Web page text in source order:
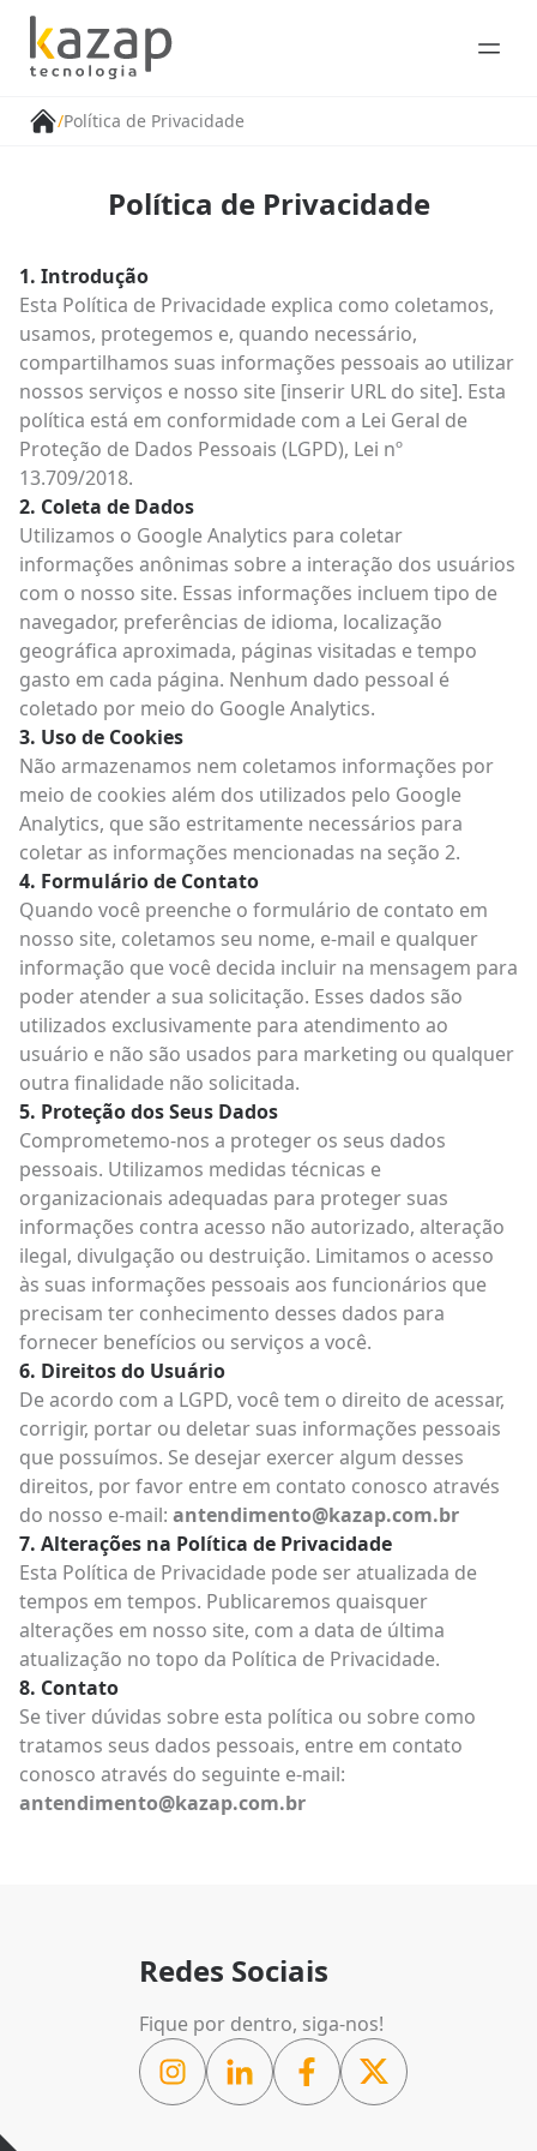
/Política de Privacidade
Política de Privacidade
Introdução
Esta Política de Privacidade explica como coletamos,
usamos, protegemos e, quando necessário,
compartilhamos suas informações pessoais ao utilizar
nossos serviços e nosso site [inserir URL do site]. Esta
política está em conformidade com a Lei Geral de
Proteção de Dados Pessoais (LGPD), Lei nº
13.709/2018.
Coleta de Dados
Utilizamos o Google Analytics para coletar
informações anônimas sobre a interação dos usuários
com o nosso site. Essas informações incluem tipo de
navegador, preferências de idioma, localização
geográfica aproximada, páginas visitadas e tempo
gasto em cada página. Nenhum dado pessoal é
coletado por meio do Google Analytics.
Uso de Cookies
Não armazenamos nem coletamos informações por
meio de cookies além dos utilizados pelo Google
Analytics, que são estritamente necessários para
coletar as informações mencionadas na seção 2.
Formulário de Contato
Quando você preenche o formulário de contato em
nosso site, coletamos seu nome, e-mail e qualquer
informação que você decida incluir na mensagem para
poder atender a sua solicitação. Esses dados são
utilizados exclusivamente para atendimento ao
usuário e não são usados para marketing ou qualquer
outra finalidade não solicitada.
Proteção dos Seus Dados
Comprometemo-nos a proteger os seus dados
pessoais. Utilizamos medidas técnicas e
organizacionais adequadas para proteger suas
informações contra acesso não autorizado, alteração
ilegal, divulgação ou destruição. Limitamos o acesso
às suas informações pessoais aos funcionários que
precisam ter conhecimento desses dados para
fornecer benefícios ou serviços a você.
Direitos do Usuário
De acordo com a LGPD, você tem o direito de acessar,
corrigir, portar ou deletar suas informações pessoais
que possuímos. Se desejar exercer algum desses
direitos, por favor entre em contato conosco através
do nosso e-mail: antendimento@kazap.com.br
Alterações na Política de Privacidade
Esta Política de Privacidade pode ser atualizada de
tempos em tempos. Publicaremos quaisquer
alterações em nosso site, com a data de última
atualização no topo da Política de Privacidade.
Contato
Se tiver dúvidas sobre esta política ou sobre como
tratamos seus dados pessoais, entre em contato
conosco através do seguinte e-mail:
antendimento@kazap.com.br
Redes Sociais
Fique por dentro, siga-nos!